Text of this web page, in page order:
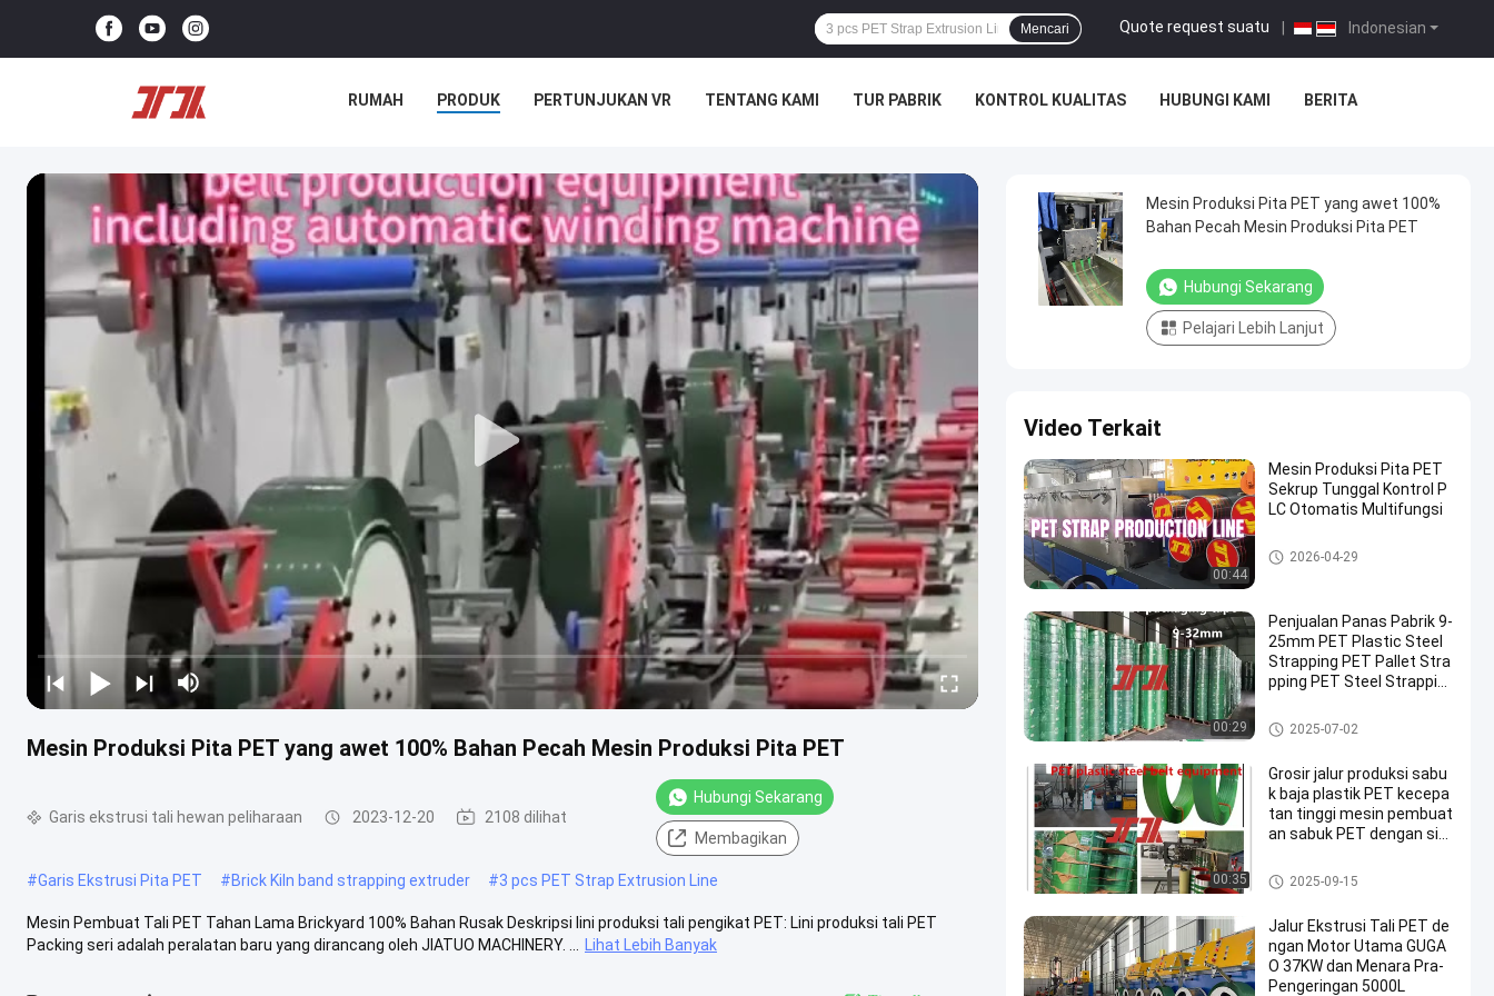
Indonesian
Quote request suatu
Mencari
RUMAH PRODUK PERTUNJUKAN VR TENTANG KAMI TUR PABRIK KONTROL KUALITAS HUBUNGI KAMI BERITA
Mesin Produksi Pita PET yang awet 100% Bahan Pecah Mesin Produksi Pita PET
Garis ekstrusi tali hewan peliharaan 2023-12-20 2108 dilihat
Hubungi Sekarang
Membagikan
#Garis Ekstrusi Pita PET #Brick Kiln band strapping extruder #3 pcs PET Strap Extrusion Line
Mesin Pembuat Tali PET Tahan Lama Brickyard 100% Bahan Rusak Deskripsi lini produksi tali pengikat PET: Lini produksi tali PET
Packing seri adalah peralatan baru yang dirancang oleh JIATUO MACHINERY. ...
Lihat Lebih Banyak
Mesin Produksi Pita PET yang awet 100%
Bahan Pecah Mesin Produksi Pita PET
Hubungi Sekarang
Pelajari Lebih Lanjut
Video Terkait
00:44
Mesin Produksi Pita PET
Sekrup Tunggal Kontrol P
LC Otomatis Multifungsi
Garis ekstrusi tali hewan pelih
araan
2026-04-29
00:29
Penjualan Panas Pabrik 9-
25mm PET Plastic Steel
Strapping PET Pallet Stra
pping PET Steel Strappin
Pneumatik Pengikat Oto
matis
Tali Kemasan PET
2025-07-02
00:35
Grosir jalur produksi sabu
k baja plastik PET kecepa
tan tinggi mesin pembuat
an sabuk PET dengan sis
pengeringan
Mesin Pembuat Tali PET
2025-09-15
Jalur Ekstrusi Tali PET de
ngan Motor Utama GUGA
O 37KW dan Menara Pra-
Pengeringan 5000L